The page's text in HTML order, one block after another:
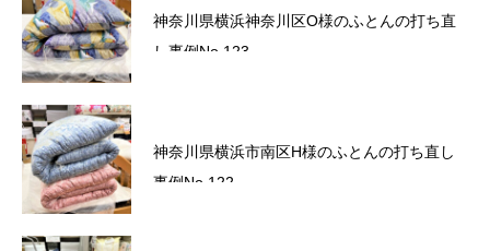
神奈川県横浜神奈川区O様のふとんの打ち直
し事例No.123
神奈川県横浜市南区H様のふとんの打ち直し
事例No.122
六角橋商店街プレミアム商品券完売いたしま
した。
六角橋商店街プレミアム商品券のお知らせ